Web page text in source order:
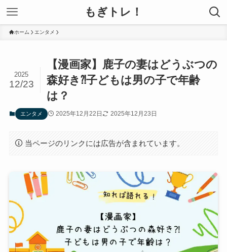
もぎトレ！
ホーム エンタメ
【漫画家】鹿子の妻はどうぶつの
森好き⁈子どもは男の子で年齢
は？
2025
12/23
エンタメ 2025年12月22日 2025年12月23日
当ページのリンクには広告が含まれています。